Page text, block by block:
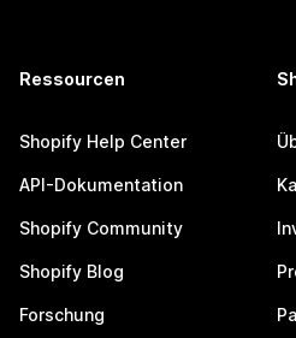
Ressourcen
Shopify Help Center
API-Dokumentation
Shopify Community
Shopify Blog
Forschung